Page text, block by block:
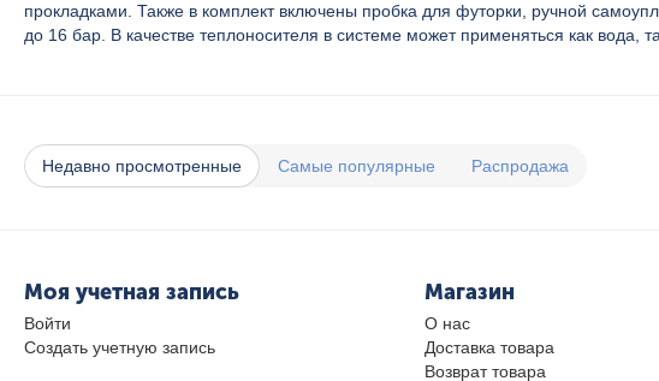
прокладками. Также в комплект включены пробка для футорки, ручной
до 16 бар. В качестве теплоносителя в системе может применяться как вода,
Недавно просмотренные Самые популярные Распродажа
Моя учетная запись
Войти
Создать учетную запись
Магазин
О нас
Доставка товара
Возврат товара